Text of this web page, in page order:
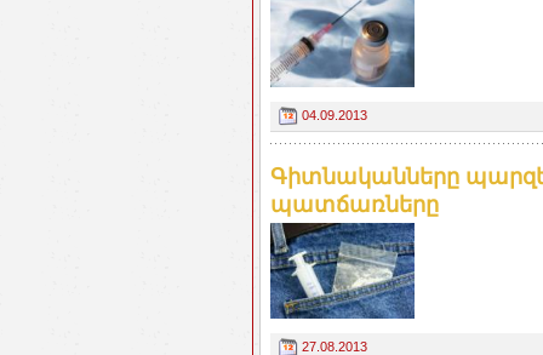
04.09.2013
Գիտնականները
պատճառները
27.08.2013